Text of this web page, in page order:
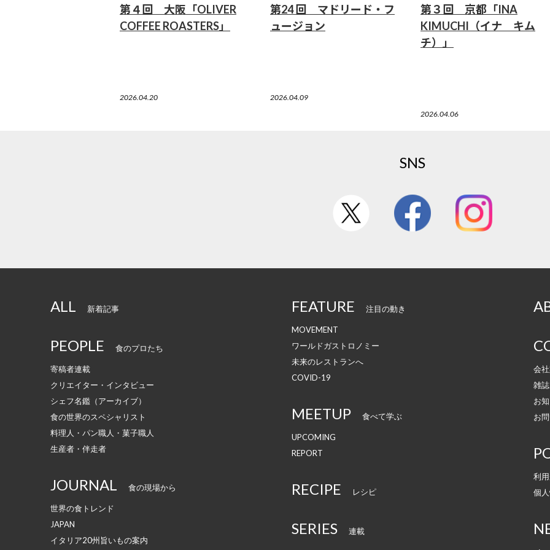
第４回 大阪「OLIVER
COFFEE ROASTERS」
2026.04.20
第24 回 マドリード・フ
ュージョン
2026.04.09
第３回 京都「INA
KIMUCHI（イナ キム
チ）」
2026.04.06
SNS
ALL 新着記事
PEOPLE 食のプロたち
寄稿者連載
クリエイター・インタビュー
シェフ名鑑（アーカイブ）
食の世界のスペシャリスト
料理人・パン職人・菓子職人
生産者・伴走者
JOURNAL 食の現場から
世界の食トレンド
JAPAN
イタリア20州旨いもの案内
FEATURE 注目の動き
MOVEMENT
ワールドガストロノミー
未来のレストランへ
COVID-19
MEETUP 食べて学ぶ
UPCOMING
REPORT
RECIPE レシピ
SERIES 連載
会
雑誌
お
お
利
個